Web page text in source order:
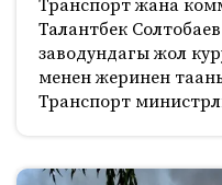
Транспорт жана
Талантбек
заводундагы жол
менен жеринен
Транспорт